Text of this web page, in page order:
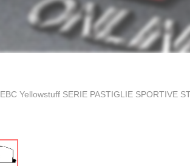
EBC Yellowstuff SERIE PASTIGLIE SPORTIVE